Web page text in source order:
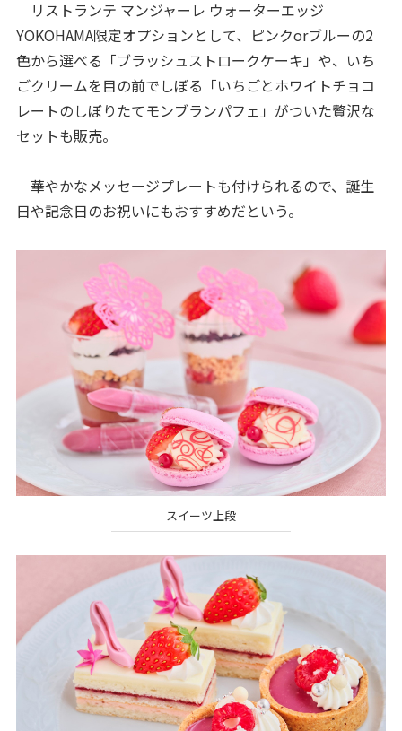
リストランテ マンジャーレ ウォーターエッジ
YOKOHAMA限定オプションとして、ピンクorブルーの2
色から選べる「ブラッシュストロークケーキ」や、いち
ごクリームを目の前でしぼる「いちごとホワイトチョコ
レートのしぼりたてモンブランパフェ」がついた贅沢な
セットも販売。
華やかなメッセージプレートも付けられるので、誕生
日や記念日のお祝いにもおすすめだという。
スイーツ上段